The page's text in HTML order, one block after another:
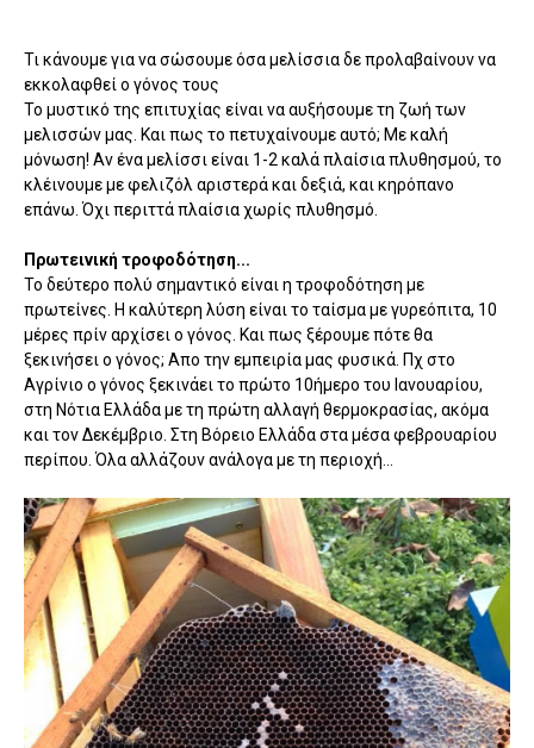
Τι κάνουμε για να σώσουμε όσα μελίσσια δε προλαβαίνουν να
εκκολαφθεί ο γόνος τους
Το μυστικό της επιτυχίας είναι να αυξήσουμε τη ζωή των
μελισσών μας. Και πως το πετυχαίνουμε αυτό; Με καλή
μόνωση! Αν ένα μελίσσι είναι 1-2 καλά πλαίσια πλυθησμού, το
κλέινουμε με φελιζόλ αριστερά και δεξιά, και κηρόπανο
επάνω. Όχι περιττά πλαίσια χωρίς πλυθησμό.
Πρωτεινική τροφοδότηση...
Το δεύτερο πολύ σημαντικό είναι η τροφοδότηση με
πρωτείνες. Η καλύτερη λύση είναι το ταίσμα με γυρεόπιτα, 10
μέρες πρίν αρχίσει ο γόνος. Και πως ξέρουμε πότε θα
ξεκινήσει ο γόνος; Απο την εμπειρία μας φυσικά. Πχ στο
Αγρίνιο ο γόνος ξεκινάει το πρώτο 10ήμερο του Ιανουαρίου,
στη Νότια Ελλάδα με τη πρώτη αλλαγή θερμοκρασίας, ακόμα
και τον Δεκέμβριο. Στη Βόρειο Ελλάδα στα μέσα φεβρουαρίου
περίπου. Όλα αλλάζουν ανάλογα με τη περιοχή...